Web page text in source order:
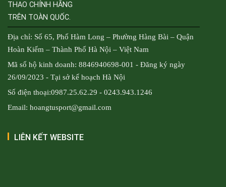
THAO CHÍNH HÃNG
TRÊN TOÀN QUỐC.
Địa chỉ: Số 65, Phố Hàm Long – Phường Hàng Bài – Quận
Hoàn Kiếm – Thành Phố Hà Nội – Việt Nam
Mã số hộ kinh doanh: 8846940698-001 - Đăng ký ngày
26/09/2023 - Tại sở kế hoạch Hà Nội
Số điện thoại:0987.25.62.29 - 0243.943.1246
Email: hoangtusport@gmail.com
LIÊN KẾT WEBSITE